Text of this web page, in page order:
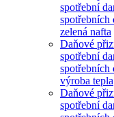
spotřební
spotřebních
zelená nafta
Daňové
spotřební
spotřebních
výroba tepla
Daňové
spotřební